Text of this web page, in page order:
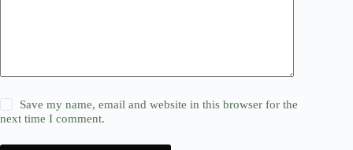
Save my name, email and website in this browser for the
next time I comment.